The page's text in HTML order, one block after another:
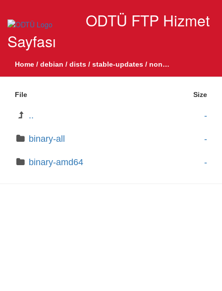
ODTÜ FTP Hizmet
Sayfası
Home / debian / dists / stable-updates / non-free-firmware
File Size
.. -
binary-all -
binary-amd64 -